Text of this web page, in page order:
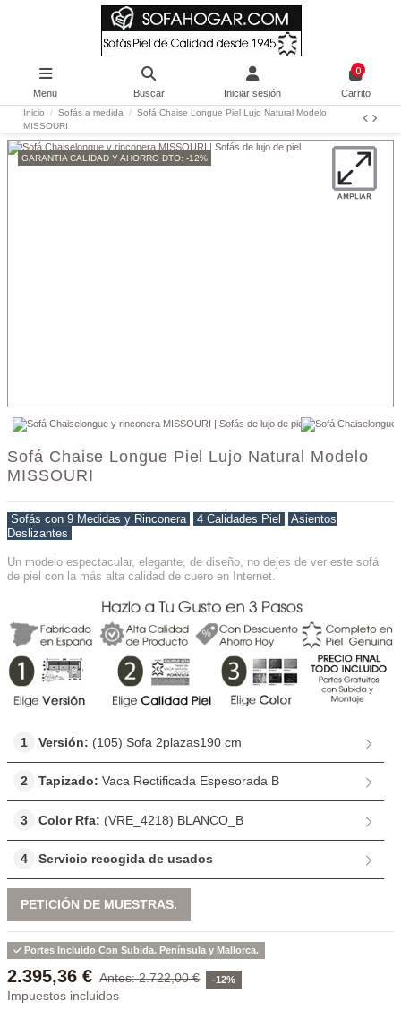
Menu Buscar Iniciar sesión
0
Carrito
Inicio Sofás a medida
Sofá Chaise Longue Piel Lujo Natural Modelo
MISSOURI
GARANTIA CALIDAD Y AHORRO DTO: -12%
Sofá Chaise Longue Piel Lujo Natural Modelo
MISSOURI
Sofás con 9 Medidas y Rinconera 4 Calidades Piel
Asientos
Deslizantes
Un modelo espectacular, elegante, de diseño, no dejes de ver este sofá
de piel con la más alta calidad de cuero en Internet.
1 Versión: (105) Sofa 2plazas190 cm
2 Tapizado:Vaca Rectificada Espesorada B
3 Color Rfa: (VRE_4218) BLANCO_B
4 Servicio recogida de usados
PETICIÓN DE MUESTRAS.
Portes Incluido Con Subida. Península y Mallorca.
2.395,36 € 2.722,00 € -12%
Impuestos incluidos